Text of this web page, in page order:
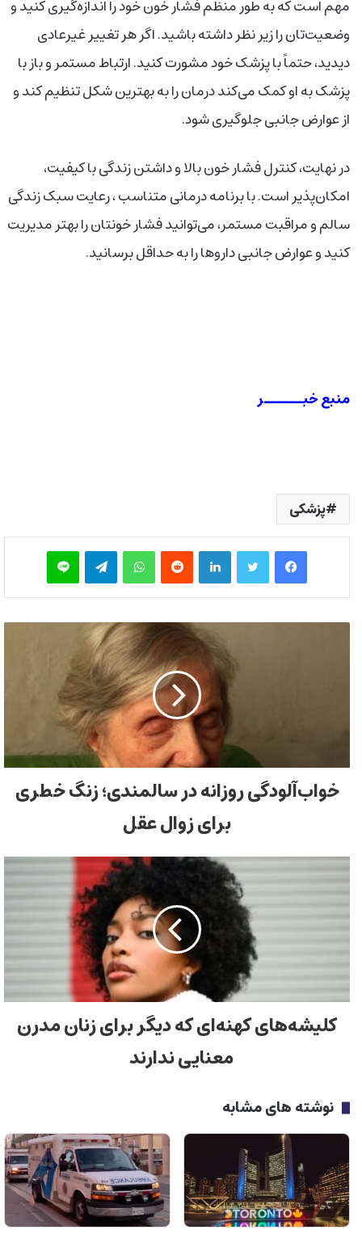
مهم است که به طور منظم فشار خون خود را اندازه‌گیری کنید و
وضعیت‌تان را زیر نظر داشته باشید. اگر هر تغییر غیرعادی
دیدید، حتماً با پزشک خود مشورت کنید. ارتباط مستمر و باز با
پزشک به او کمک می‌کند درمان را به بهترین شکل تنظیم کند و
از عوارض جانبی جلوگیری شود.
در نهایت، کنترل فشار خون بالا و داشتن زندگی با کیفیت،
امکان‌پذیر است. با برنامه درمانی متناسب ، رعایت سبک زندگی
سالم و مراقبت مستمر، می‌توانید فشار خونتان را بهتر مدیریت
کنید و عوارض جانبی داروها را به حداقل برسانید.
منبع خبــــــر
پزشکی
فیس بوک توییتر لینکدین‫رددیت واتس آپ تلگرام لاین
خواب‌آلودگی روزانه در سالمندی؛ زنگ خطری
برای زوال عقل
کلیشه‌های کهنه‌ای که دیگر برای زنان مدرن
معنایی ندارند
نوشته های مشابه